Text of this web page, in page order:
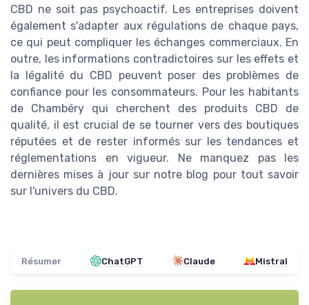
CBD ne soit pas psychoactif. Les entreprises doivent
également s'adapter aux régulations de chaque pays,
ce qui peut compliquer les échanges commerciaux. En
outre, les informations contradictoires sur les effets et
la légalité du CBD peuvent poser des problèmes de
confiance pour les consommateurs. Pour les habitants
de Chambéry qui cherchent des produits CBD de
qualité, il est crucial de se tourner vers des boutiques
réputées et de rester informés sur les tendances et
réglementations en vigueur. Ne manquez pas les
dernières mises à jour sur notre blog pour tout savoir
sur l'univers du CBD.
Résumer ChatGPT Claude Mistral